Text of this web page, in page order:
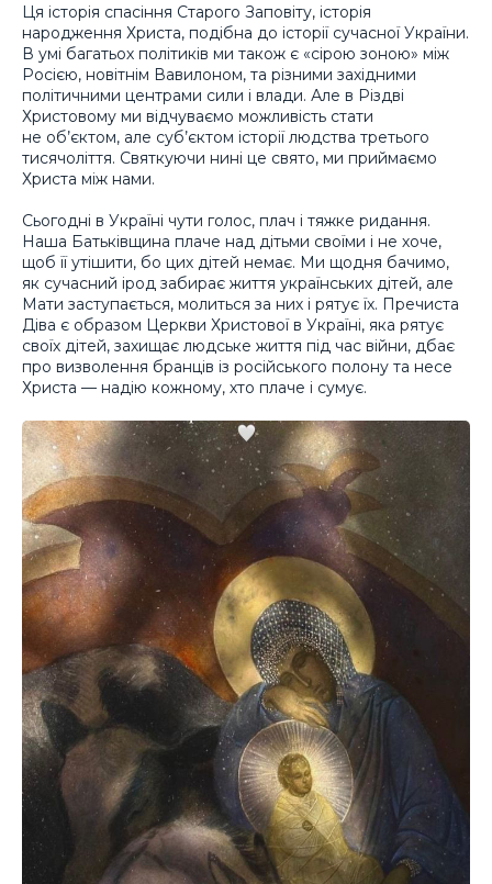
Ця історія спасіння Старого Заповіту, історія
народження Христа, подібна до історії сучасної України.
В умі багатьох політиків ми також є «сірою зоною» між
Росією, новітнім Вавилоном, та різними західними
політичними центрами сили і влади. Але в Різдві
Христовому ми відчуваємо можливість стати
не об’єктом, але суб’єктом історії людства третього
тисячоліття. Святкуючи нині це свято, ми приймаємо
Христа між нами.
Сьогодні в Україні чути голос, плач і тяжке ридання.
Наша Батьківщина плаче над дітьми своїми і не хоче,
щоб її утішити, бо цих дітей немає. Ми щодня бачимо,
як сучасний ірод забирає життя українських дітей, але
Мати заступається, молиться за них і рятує їх. Пречиста
Діва є образом Церкви Христової в Україні, яка рятує
своїх дітей, захищає людське життя під час війни, дбає
про визволення бранців із російського полону та несе
Христа — надію кожному, хто плаче і сумує.